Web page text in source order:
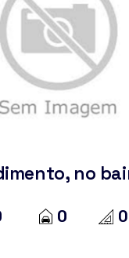
no
0 0